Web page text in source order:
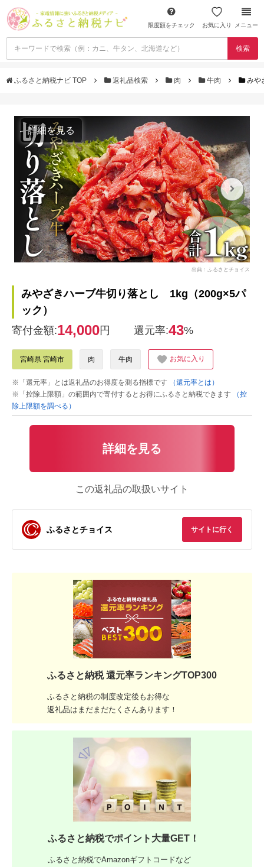
限度額をチェック お気に入り メニュー
検索
ふるさと納税ナビ TOP 返礼品検索 肉 牛肉 みや
詳細を見る
出典：ふるさとチョイス
みやざきハーブ牛切り落とし 1kg（200g×5パ
ック）
寄付金額:14,000円 還元率:43%
宮崎県 宮崎市 肉 牛肉 お気に入り
※「還元率」とは返礼品のお得度を測る指標です
（還元率とは）
※「控除上限額」の範囲内で寄付するとお得にふるさと納税できます
（控
除上限額を調べる）
詳細を見る
この返礼品の取扱いサイト
ふるさとチョイス サイトに行く
ふるさと納税 還元率ランキングTOP300
ふるさと納税の制度改定後もお得な
返礼品はまだまだたくさんあります！
ふるさと納税でポイント大量GET！
ふるさと納税でAmazonギフトコードなど